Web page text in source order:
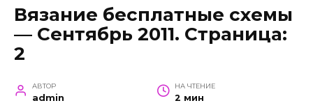
Вязание бесплатные схемы
— Сентябрь 2011. Страница:
2
АВТОР
admin
НА ЧТЕНИЕ
2 мин